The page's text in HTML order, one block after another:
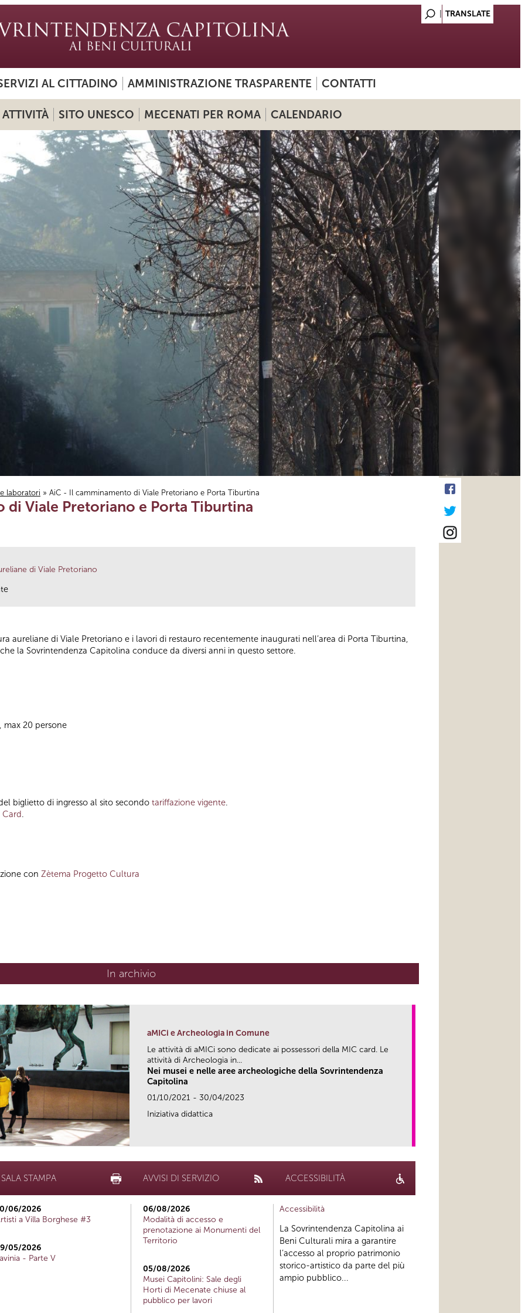
AL CITTADINO AMMINISTRAZIONE TRASPARENTE CONTATTI
ATTIVITÀ SITO UNESCO MECENATI PER ROMA CALENDARIO
laboratori » AiC - Il camminamento di Viale Pretoriano e Porta Tiburtina
di Viale Pretoriano e Porta Tiburtina
di Viale Pretoriano
aureliane di Viale Pretoriano e i lavori di restauro recentemente inaugurati nell’area di Porta Tiburtina,
la Sovrintendenza Capitolina conduce da diversi anni in questo settore.
20 persone
biglietto di ingresso al sito secondo tariffazione vigente.
Card.
con Zètema Progetto Cultura
In archivio
aMICi e Archeologia in Comune
Le attività di aMICi sono dedicate ai possessori della MIC card. Le
attività di Archeologia in...
Nei musei e nelle aree archeologiche della Sovrintendenza
Capitolina
01/10/2021 - 30/04/2023
Iniziativa didattica
SALA STAMPA
06/2026
a Villa Borghese #3
05/2026
- Parte V
AVVISI DI SERVIZIO
06/08/2026
Modalità di accesso e
prenotazione ai Monumenti del
Territorio
05/08/2026
Musei Capitolini: Sale degli
Horti di Mecenate chiuse al
pubblico per lavori
ACCESSIBILITÀ
Accessibilità
La Sovrintendenza Capitolina ai
Beni Culturali mira a garantire
l’accesso al proprio patrimonio
storico-artistico da parte del più
ampio pubblico...